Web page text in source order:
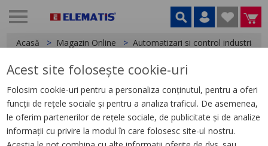
Acasă Magazin Online Automatizari si control industrial
< Relee
Releu de Interfata, Zelio Rpm, 2
C/O, 12 V C.C., 15 A
Acest site folosește cookie-uri
Folosim cookie-uri pentru a personaliza conținutul, pentru a oferi
funcții de rețele sociale și pentru a analiza traficul. De asemenea,
le oferim partenerilor de rețele sociale, de publicitate și de analize
informații cu privire la modul în care folosesc site-ul nostru.